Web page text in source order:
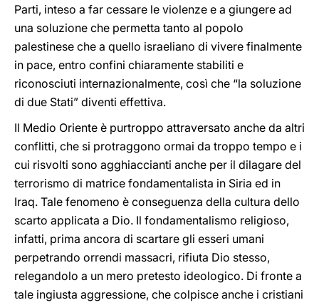
Parti, inteso a far cessare le violenze e a giungere ad
una soluzione che permetta tanto al popolo
palestinese che a quello israeliano di vivere finalmente
in pace, entro confini chiaramente stabiliti e
riconosciuti internazionalmente, così che “la soluzione
di due Stati” diventi effettiva.
Il Medio Oriente è purtroppo attraversato anche da altri
conflitti, che si protraggono ormai da troppo tempo e i
cui risvolti sono agghiaccianti anche per il dilagare del
terrorismo di matrice fondamentalista in Siria ed in
Iraq. Tale fenomeno è conseguenza della cultura dello
scarto applicata a Dio. Il fondamentalismo religioso,
infatti, prima ancora di scartare gli esseri umani
perpetrando orrendi massacri, rifiuta Dio stesso,
relegandolo a un mero pretesto ideologico. Di fronte a
tale ingiusta aggressione, che colpisce anche i cristiani